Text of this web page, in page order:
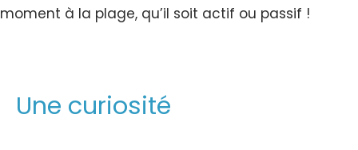
moment à la plage, qu’il soit actif ou passif !
Une curiosité